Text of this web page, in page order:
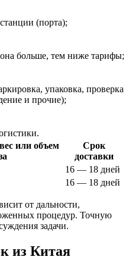
(порта);
больше, тем ниже тарифы;
упаковка, проверка
и прочие);
или объем
Срок
доставки
16 — 18 дней
16 — 18 дней
от дальности,
процедур. Точную
задачи.
из Китая